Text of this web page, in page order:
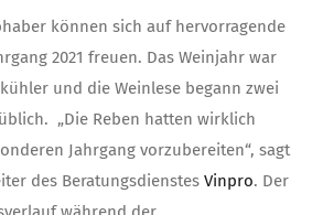
können sich auf hervorragende
2021 freuen. Das Weinjahr war
und die Weinlese begann zwei
„Die Reben hatten wirklich
Jahrgang vorzubereiten“, sagt
des Beratungsdienstes Vinpro. Der